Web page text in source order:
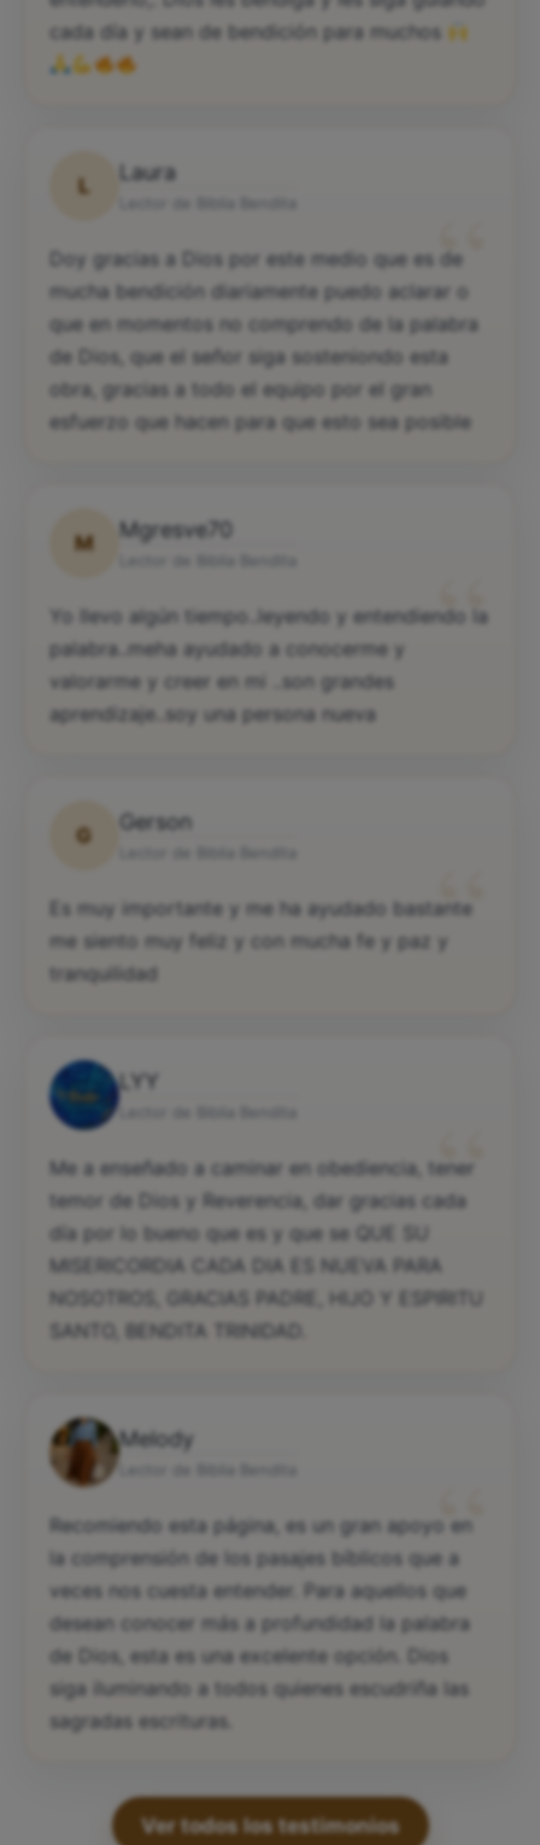
cada día y sean de bendición para muchos
L
Laura
“
Doy gracias a Dios por este medio que es de
mucha bendición diariamente puedo aclarar o
que en momentos no comprendo de la palabra
de Dios, que el señor siga sosteniondo esta
obra, gracias a todo el equipo por el gran
esfuerzo que hacen para que esto sea posible
M
Mgresve70
“
Yo llevo algún tiempo..leyendo y entendiendo la
palabra..meha ayudado a conocerme y
valorarme y creer en mi ..son grandes
aprendizaje..soy una persona nueva
G
Gerson
“
Es muy importante y me ha ayudado bastante
me siento muy feliz y con mucha fe y paz y
tranquilidad
LYY
“
Me a enseñado a caminar en obediencia, tener
temor de Dios y Reverencia, dar gracias cada
día por lo bueno que es y que se QUE SU
MISERICORDIA CADA DIA ES NUEVA PARA
NOSOTROS, GRACIAS PADRE, HIJO Y ESPIRITU
SANTO, BENDITA TRINIDAD.
Melody
“
Recomiendo esta página, es un gran apoyo en
la comprensión de los pasajes bíblicos que a
veces nos cuesta entender. Para aquellos que
desean conocer más a profundidad la palabra
de Dios, esta es una excelente opción. Dios
siga iluminando a todos quienes escudriña las
sagradas escrituras.
Ver todos los testimonios